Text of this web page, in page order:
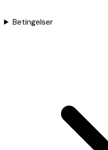
Betingelser